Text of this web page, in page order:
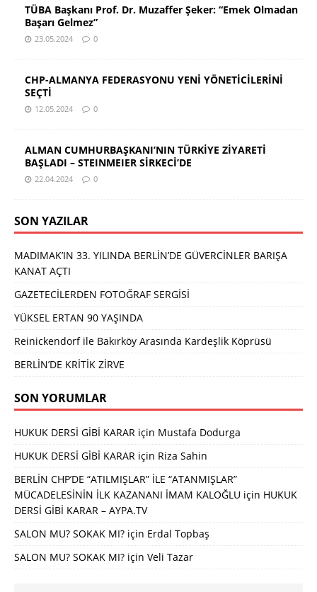
TÜBA Başkanı Prof. Dr. Muzaffer Şeker: “Emek Olmadan
Başarı Gelmez”
23.05.2024 0
CHP-ALMANYA FEDERASYONU YENİ YÖNETİCİLERİNİ
SEÇTİ
12.05.2024 0
ALMAN CUMHURBAŞKANI’NIN TÜRKİYE ZİYARETİ
BAŞLADI – STEINMEIER SİRKECİ’DE
22.04.2024 0
SON YAZILAR
MADIMAK’IN 33. YILINDA BERLİN’DE GÜVERCİNLER BARIŞA
KANAT AÇTI
GAZETECİLERDEN FOTOĞRAF SERGİSİ
YÜKSEL ERTAN 90 YAŞINDA
Reinickendorf ile Bakırköy Arasında Kardeşlik Köprüsü
BERLİN’DE KRİTİK ZİRVE
SON YORUMLAR
HUKUK DERSİ GİBİ KARAR için Mustafa Dodurga
HUKUK DERSİ GİBİ KARAR için Riza Sahin
BERLİN CHP’DE “ATILMIŞLAR” İLE “ATANMIŞLAR”
MÜCADELESİNİN İLK KAZANANI İMAM KALOĞLU için HUKUK
DERSİ GİBİ KARAR – AYPA.TV
SALON MU? SOKAK MI? için Erdal Topbaş
SALON MU? SOKAK MI? için Veli Tazar